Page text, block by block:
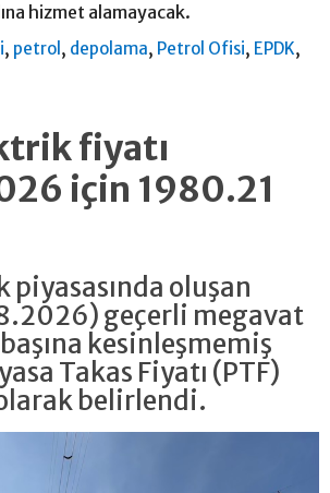
hizmet alamayacak.
, petrol , depolama, Petrol Ofisi, EPDK,
fiyatı
için 1980.21
piyasasında oluşan
geçerli megavat
kesinleşmemiş
Takas Fiyatı (PTF)
belirlendi.